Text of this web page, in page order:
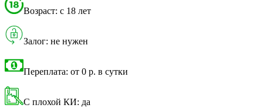
Возраст: с 18 лет
Залог: не нужен
Переплата: от 0 р. в сутки
С плохой КИ: да